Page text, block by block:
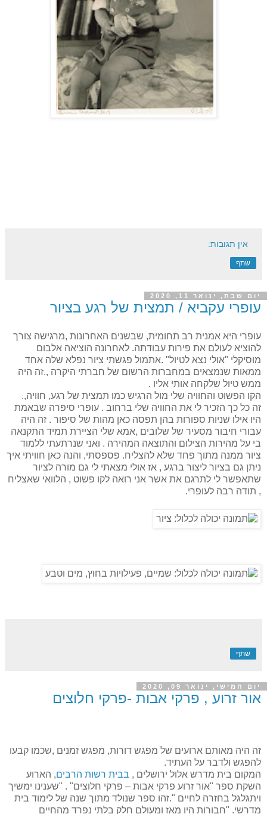
אין תגובות:
שתף
יום שבת, ינואר 11, 2020
עופרי עקביא / תמצית של רגע בציור
עופרי היא אמנית רב תחומית, שבשנים האחרונות ,מרגישה צורך
להוציא לעולם את פירות עבודתה. לאחרונה הוציאה אלבום
מוסיקלי "אולי נצא לטיול" .אתמול פגשתי ציור נפלא שלה אחד
ממאות שנמצאים במחברות הרשום של חברתי היקרה ,.זה היה
ממש טיול שלקחה אותי אליו .
הקו הפשוט והחוויה שלי מול הרגיש כמו תמצית של רגע, חוויה,.
זה כל כך הזכיר לי את החוויה שלי ברחוב . עופרי סיפרה שבאמת
היו אילו שניות ספורות בהן תפסה כאן מהות של סיפור . זה היה
עבורי חיבור מסעיר של שלובים ,אמא שלי הציירת תמיד התקנאה
בי על מהירות הצילום והתוצאה המהירה . ואני שנרתעתי ללמוד
ציור ממנה מתוך פחד שלא להצליח. פספסתי, והנה כאן חוויתי איך
ניתן גם בציור ליצור ברגע , אז אולי מצאתי לי גם מורה לציור
שתאפשר לי לתרגם את אשר אני רואה לקו פשוט , הלוואי שאצליח
, תודה רבה לעופרי.
שתף
יום חמישי, ינואר 09, 2020
אור זרוע , פרקי אבות -פרקי חלוצים
זה היה מאותם ארועים של מפגש דורות, מפגש זמנים ,שכמו קבעו
להפגש ולדבר על העתיד.
המקום בית מדרש אלול ירושלים , בבית רשות הרבים, הארוע
השקת ספר "אור זרוע פרקי אבות – פרקי חלוצים" . "שענינו ימשיך
ויתגלגל בחזרה לחיים ".זהו ספר שנולד מתוך שנה של לימוד בית
מדרשי. "חבורות היו מאז ומעולם חלק בלתי נפרד מהחיים